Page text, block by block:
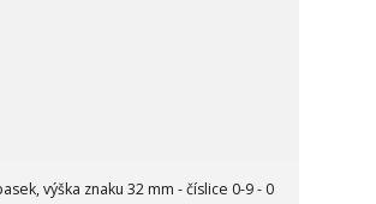
výška znaku 32 mm - číslice 0-9 - 0